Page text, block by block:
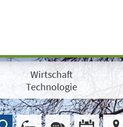
Wirtschaft
Technologie